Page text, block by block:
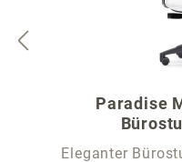
Paradise
Eleganter